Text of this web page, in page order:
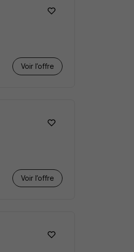
Voir l’offre
Voir l’offre